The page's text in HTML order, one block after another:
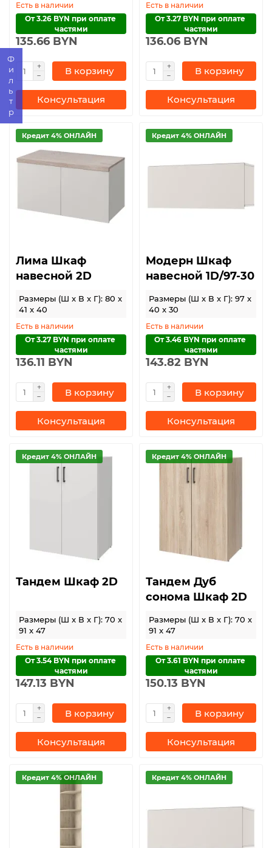
Фильтр
Есть в наличии
От 3.26 BYN при оплате
частями
135.66 BYN
В корзину
Консультация
Есть в наличии
От 3.27 BYN при оплате
частями
136.06 BYN
В корзину
Консультация
Кредит 4% ОНЛАЙН
Лима Шкаф
навесной 2D
Размеры (Ш x В x Г): 80 x
41 x 40
Есть в наличии
От 3.27 BYN при оплате
частями
136.11 BYN
В корзину
Консультация
Кредит 4% ОНЛАЙН
Модерн Шкаф
навесной 1D/97-30
Размеры (Ш x В x Г): 97 x
40 x 30
Есть в наличии
От 3.46 BYN при оплате
частями
143.82 BYN
В корзину
Консультация
Кредит 4% ОНЛАЙН
Тандем Шкаф 2D
Размеры (Ш x В x Г): 70 x
91 x 47
Есть в наличии
От 3.54 BYN при оплате
частями
147.13 BYN
В корзину
Консультация
Кредит 4% ОНЛАЙН
Тандем Дуб
сонома Шкаф 2D
Размеры (Ш x В x Г): 70 x
91 x 47
Есть в наличии
От 3.61 BYN при оплате
частями
150.13 BYN
В корзину
Консультация
Кредит 4% ОНЛАЙН Кредит 4% ОНЛАЙН